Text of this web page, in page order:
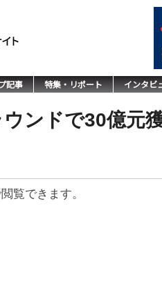
記事 特集・リポート インタビ
ンドで30億元
覧できます。